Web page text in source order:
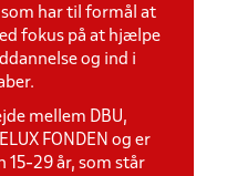
har til formål at
fokus på at hjælpe
og ind i
mellem DBU,
FONDEN og er
15-29 år, som står